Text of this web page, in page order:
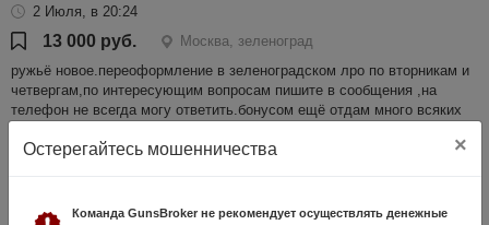
2 Июля, в 20:24
13 000 руб.
Москва, зеленоград
ружьё новое.переоформление в зеленоградском лро по вторникам и
четвергам,по интересующим вопросам пишите в сообщения ,на
телефон не всегда могу ответить.бонусом ещё отдам много всяких
Остерегайтесь мошенничества ×
Команда GunsBroker не рекомендует осуществлять денежные